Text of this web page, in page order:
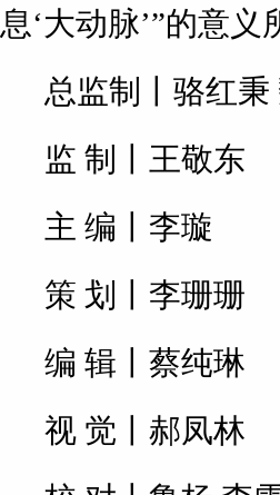
息‘大动脉’”的意义
总监制丨骆红秉
监 制丨王敬东
主 编丨李璇
策 划丨李珊珊
编 辑丨蔡纯琳
视 觉丨郝凤林